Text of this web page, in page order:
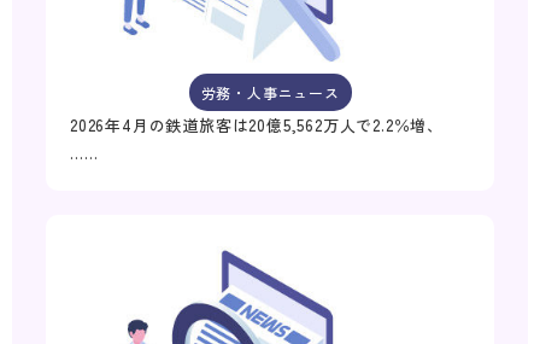
労務・人事ニュース
2026年4月の鉄道旅客は20億5,562万人で2.2％増、
……